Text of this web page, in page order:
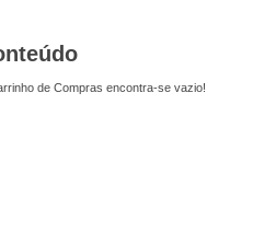
de Compras encontra-se vazio!